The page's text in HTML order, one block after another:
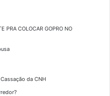
PRA COLOCAR GOPRO NO
da CNH